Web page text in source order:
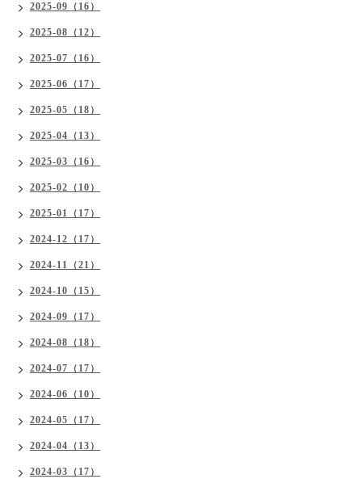
2025-09（16）
2025-08（12）
2025-07（16）
2025-06（17）
2025-05（18）
2025-04（13）
2025-03（16）
2025-02（10）
2025-01（17）
2024-12（17）
2024-11（21）
2024-10（15）
2024-09（17）
2024-08（18）
2024-07（17）
2024-06（10）
2024-05（17）
2024-04（13）
2024-03（17）